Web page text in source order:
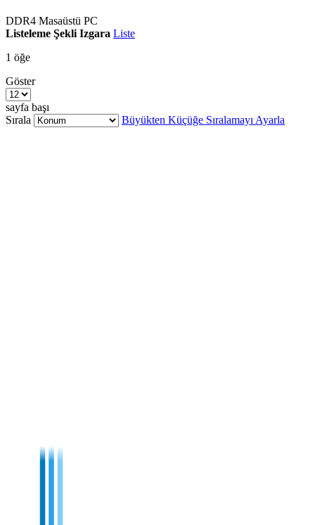
DDR4 Masaüstü PC
Listeleme Şekli Izgara Liste
1 öğe
Göster
sayfa başı
Sırala
Büyükten Küçüğe Sıralamayı Ayarla